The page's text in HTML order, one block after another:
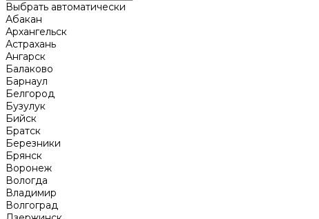
Выбрать автоматически
Абакан
Архангельск
Астрахань
Ангарск
Балаково
Барнаул
Белгород
Бузулук
Бийск
Братск
Березники
Брянск
Воронеж
Вологда
Владимир
Волгоград